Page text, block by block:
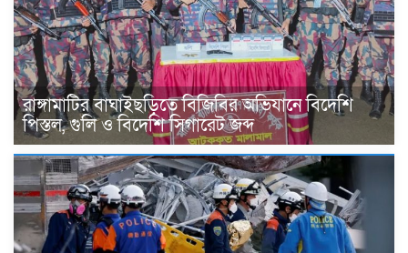
রাঙ্গামাটির বাঘাইছড়িতে বিজিবির অভিযানে বিদেশি
পিস্তল, গুলি ও বিদেশি সিগারেট জব্দ